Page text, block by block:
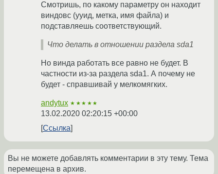
Смотришь, по какому параметру он находит
виндовс (ууид, метка, имя файла) и
подставляешь соответствующий.
Что делать в отношении раздела sda1
Но винда работать все равно не будет. В
частности из-за раздела sda1. А почему не
будет - справшивай у мелкомягких.
andytux ★★★★★
13.02.2020 02:20:15 +00:00
Ссылка
Вы не можете добавлять комментарии в эту тему. Тема
перемещена в архив.